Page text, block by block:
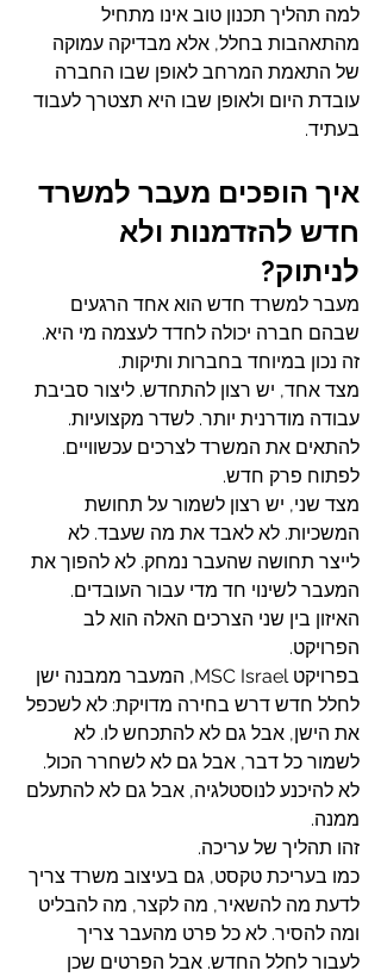
למה תהליך תכנון טוב אינו מתחיל
מהתאהבות בחלל, אלא מבדיקה עמוקה
של התאמת המרחב לאופן שבו החברה
עובדת היום ולאופן שבו היא תצטרך לעבוד
בעתיד.
איך הופכים מעבר למשרד
חדש להזדמנות ולא
לניתוק?
מעבר למשרד חדש הוא אחד הרגעים
שבהם חברה יכולה לחדד לעצמה מי היא.
זה נכון במיוחד בחברות ותיקות.
מצד אחד, יש רצון להתחדש. ליצור סביבת
עבודה מודרנית יותר. לשדר מקצועיות.
להתאים את המשרד לצרכים עכשוויים.
לפתוח פרק חדש.
מצד שני, יש רצון לשמור על תחושת
המשכיות. לא לאבד את מה שעבד. לא
לייצר תחושה שהעבר נמחק. לא להפוך את
המעבר לשינוי חד מדי עבור העובדים.
האיזון בין שני הצרכים האלה הוא לב
הפרויקט.
בפרויקט MSC Israel, המעבר ממבנה ישן
לחלל חדש דרש בחירה מדויקת: לא לשכפל
את הישן, אבל גם לא להתכחש לו. לא
לשמור כל דבר, אבל גם לא לשחרר הכול.
לא להיכנע לנוסטלגיה, אבל גם לא להתעלם
ממנה.
זהו תהליך של עריכה.
כמו בעריכת טקסט, גם בעיצוב משרד צריך
לדעת מה להשאיר, מה לקצר, מה להבליט
ומה להסיר. לא כל פרט מהעבר צריך
לעבור לחלל החדש. אבל הפרטים שכן